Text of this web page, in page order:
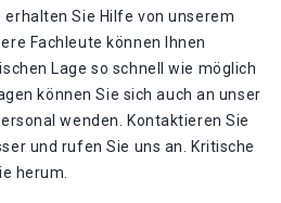
Sie Hilfe von unserem
Fachleute können Ihnen
Lage so schnell wie möglich
können Sie sich auch an unser
wenden. Kontaktieren Sie
und rufen Sie uns an. Kritische
herum.